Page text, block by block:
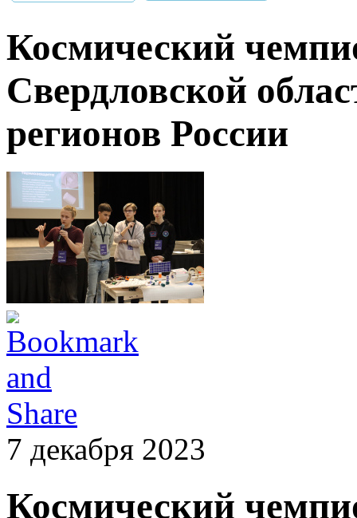
Космический
Свердловской
регионов России
7 декабря 2023
Космический